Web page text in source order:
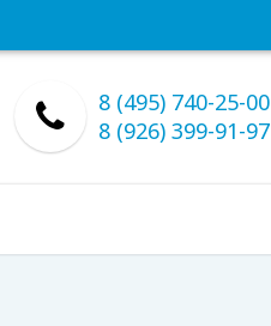
8 (495) 740-25-00
8 (926) 399-91-97